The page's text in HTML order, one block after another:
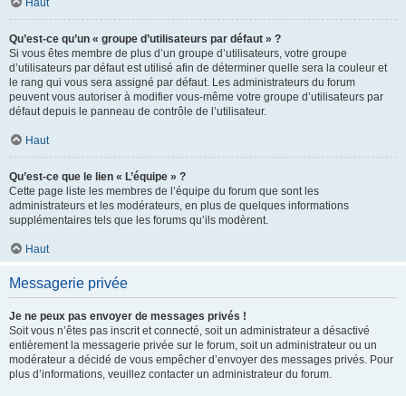
Haut
Qu’est-ce qu’un « groupe d’utilisateurs par défaut » ?
Si vous êtes membre de plus d’un groupe d’utilisateurs, votre groupe
d’utilisateurs par défaut est utilisé afin de déterminer quelle sera la couleur et
le rang qui vous sera assigné par défaut. Les administrateurs du forum
peuvent vous autoriser à modifier vous-même votre groupe d’utilisateurs par
défaut depuis le panneau de contrôle de l’utilisateur.
Haut
Qu’est-ce que le lien « L’équipe » ?
Cette page liste les membres de l’équipe du forum que sont les
administrateurs et les modérateurs, en plus de quelques informations
supplémentaires tels que les forums qu’ils modèrent.
Haut
Messagerie privée
Je ne peux pas envoyer de messages privés !
Soit vous n’êtes pas inscrit et connecté, soit un administrateur a désactivé
entièrement la messagerie privée sur le forum, soit un administrateur ou un
modérateur a décidé de vous empêcher d’envoyer des messages privés. Pour
plus d’informations, veuillez contacter un administrateur du forum.